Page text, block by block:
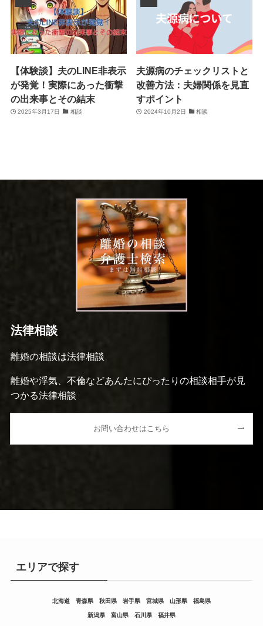
【体験談】夫のLINE非表示
が発覚！実際にあった衝撃
の出来事とその結末
2025年3月17日 相談
夫源病のチェックリストと
改善方法：夫婦関係を見直
すポイント
2024年10月2日 相談
法律相談
離婚の相談は法律相談
離婚や浮気、不倫などあんたにぴったりの相談相手が見
つかる法律相談
お問い合わせはこちら
エリアで探す
北海道 青森県 秋田県 岩手県 宮城県 山形県 福島県
新潟県 富山県 石川県 福井県